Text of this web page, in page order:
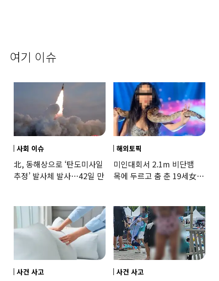
여기 이슈
사회 이슈
北, 동해상으로 ‘탄도미사일
추정’ 발사체 발사…42일 만
해외토픽
미인대회서 2.1m 비단뱀
목에 두르고 춤 춘 19세女
사건 사고 사건 사고